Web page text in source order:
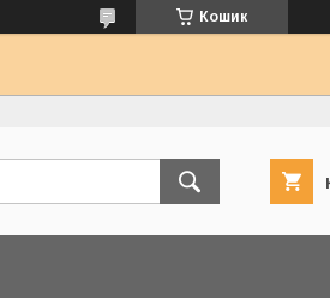
Кошик